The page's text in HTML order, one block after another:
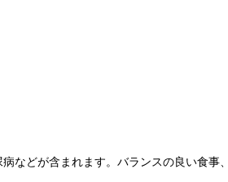
などが含まれます。バランスの良い食事